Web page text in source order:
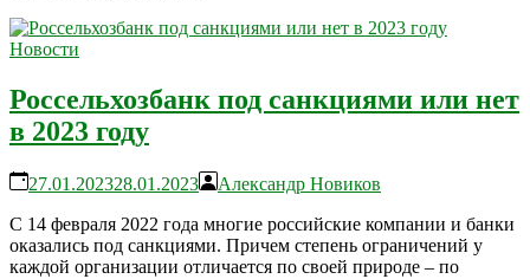
Новости
Россельхозбанк под санкциями или нет
в 2023 году
27.01.202328.01.2023
Александр Новиков
С 14 февраля 2022 года многие российские компании и банки
оказались под санкциями. Причем степень ограничений у
каждой организации отличается по своей природе – по